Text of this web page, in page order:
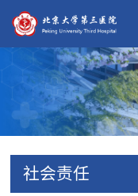
社会责任